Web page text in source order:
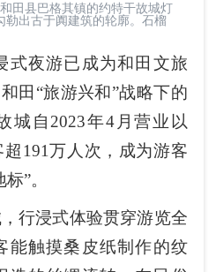
田县巴格其镇的约特干故城灯
勒出古于阗建筑的轮廓。石榴
夜游已成为和田文旅
田“旅游兴和”战略下的
城自2023年4月营业以
191万人次，成为游客
”。
浸式体验贯穿游览全
能触摸桑皮纸制作的纹